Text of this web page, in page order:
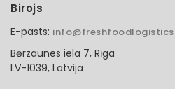
Birojs
E-pasts:
Bērzaunes iela 7, Rīga
LV-1039, Latvija